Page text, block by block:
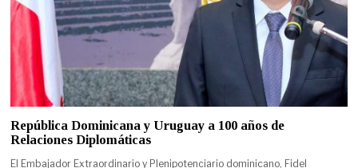
República Dominicana y Uruguay a 100 años de
Relaciones Diplomáticas
El Embajador Extraordinario y Plenipotenciario dominicano, Fidel